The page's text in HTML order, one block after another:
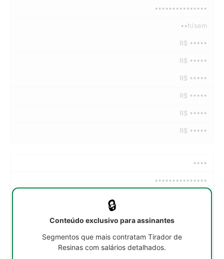
•••••••••••••••
••h/sem
R$ •••••
R$ •••••
R$ •••••
R$ •••••
R$ •••••
R$ •••••
••••
•••••••••••••••
🔒
Conteúdo exclusivo para assinantes
Segmentos que mais contratam Tirador de
Resinas com salários detalhados.